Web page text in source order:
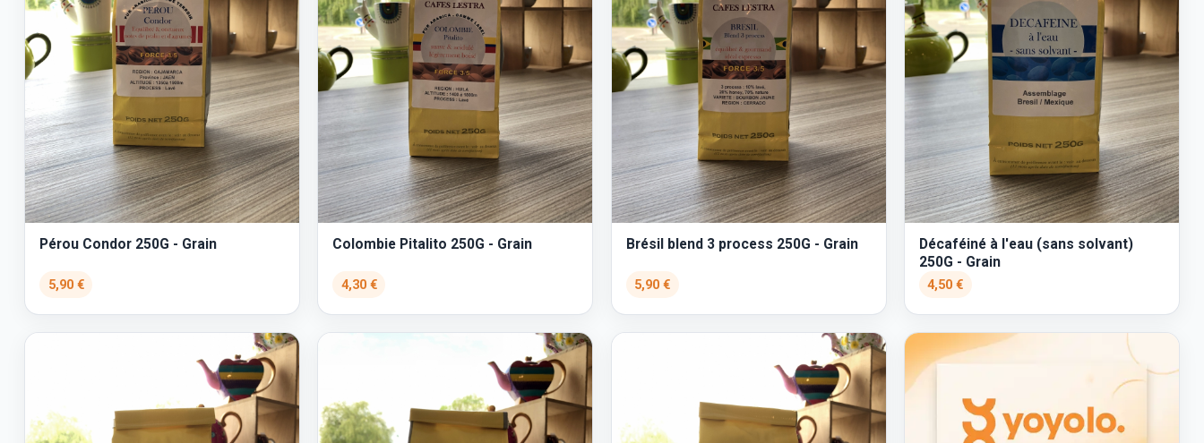
Pérou Condor 250G - Grain
5,90 €
Colombie Pitalito 250G - Grain
4,30 €
Brésil blend 3 process 250G - Grain
5,90 €
Décaféiné à l'eau (sans solvant)
250G - Grain
4,50 €